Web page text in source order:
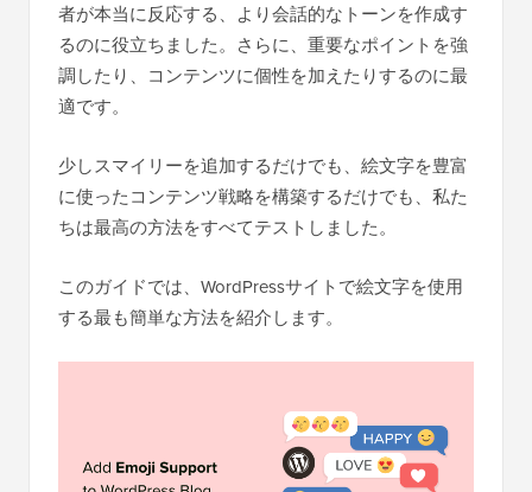
者が本当に反応する、より会話的なトーンを作成す
るのに役立ちました。さらに、重要なポイントを強
調したり、コンテンツに個性を加えたりするのに最
適です。
少しスマイリーを追加するだけでも、絵文字を豊富
に使ったコンテンツ戦略を構築するだけでも、私た
ちは最高の方法をすべてテストしました。
このガイドでは、WordPressサイトで絵文字を使用
する最も簡単な方法を紹介します。